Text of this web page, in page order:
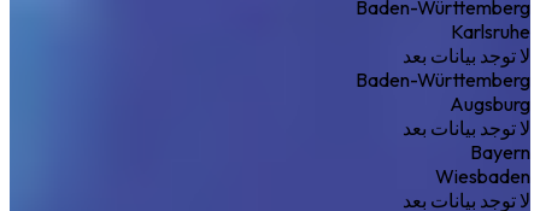
Baden-Württemberg
Karlsruhe
لا توجد بيانات بعد
Baden-Württemberg
Augsburg
لا توجد بيانات بعد
Bayern
Wiesbaden
لا توجد بيانات بعد